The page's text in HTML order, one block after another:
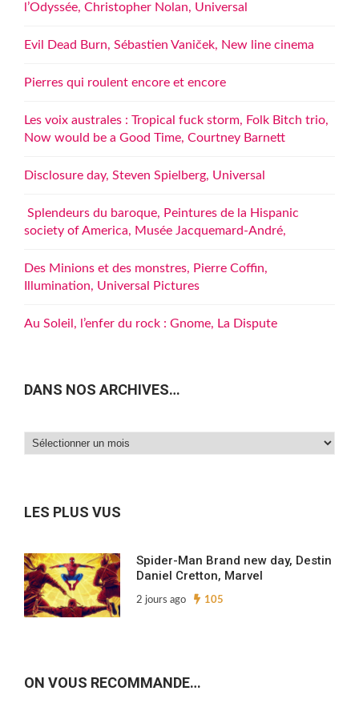
l’Odyssée, Christopher Nolan, Universal
Evil Dead Burn, Sébastien Vaniček, New line cinema
Pierres qui roulent encore et encore
Les voix australes : Tropical fuck storm, Folk Bitch trio,
Now would be a Good Time, Courtney Barnett
Disclosure day, Steven Spielberg, Universal
Splendeurs du baroque, Peintures de la Hispanic
society of America, Musée Jacquemard-André,
Des Minions et des monstres, Pierre Coffin,
Illumination, Universal Pictures
Au Soleil, l’enfer du rock : Gnome, La Dispute
DANS NOS ARCHIVES…
Dans
LES PLUS VUS
Spider-Man Brand new day, Destin
Daniel Cretton, Marvel
2 jours ago 105
ON VOUS RECOMMANDE…